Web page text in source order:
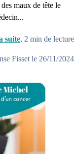
maux de tête le
suite, 2 min de lecture
Fisset le 26/11/2024